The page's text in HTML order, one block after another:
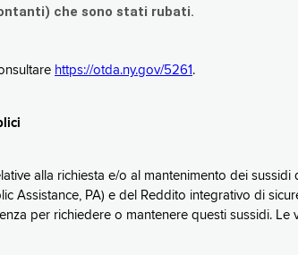
che sono stati rubati.
https://otda.ny.gov/5261 .
alla richiesta e/o al mantenimento dei
Assistance, PA) e del Reddito integrativo di
per richiedere o mantenere questi sussidi.